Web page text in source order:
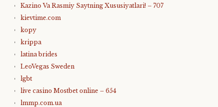
Kazino Va Rasmiy Saytning Xususiyatlari! – 707
kievtime.com
kopy
krippa
latina brides
LeoVegas Sweden
lgbt
live casino Mostbet online – 654
lmmp.com.ua